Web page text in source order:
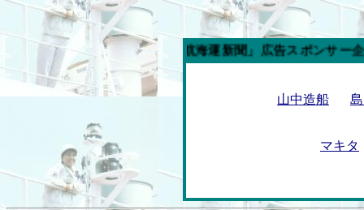
今週の「内航海運新聞」広告スポンサー企業
山中造船
マキタ